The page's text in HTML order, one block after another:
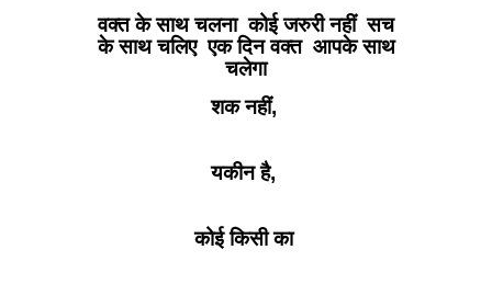
वक्त के साथ चलना कोई जरुरी नहीं सच
के साथ चलिए एक दिन वक्त आपके साथ
चलेगा
शक नहीं,
यकीन है,
कोई किसी का